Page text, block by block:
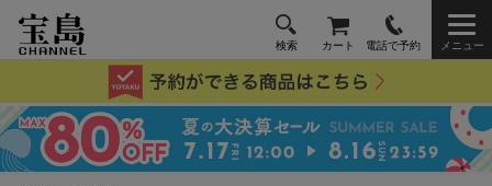
検索 カート 電話で予約 メニュー